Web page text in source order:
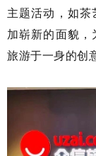
主题活动，如
加崭新的面貌，
旅游于一身的创